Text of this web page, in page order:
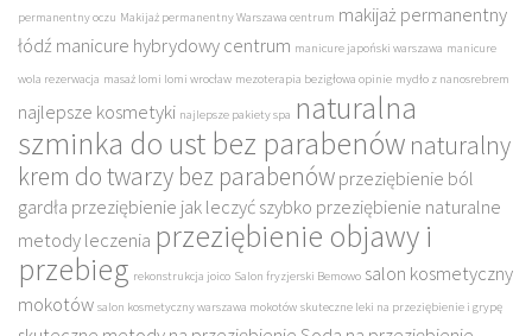
permanentny oczu Makijaż permanentny Warszawa centrum makijaż permanentny
łódź manicure hybrydowy centrum manicure japoński warszawa manicure
wola rezerwacja masaż lomi lomi wrocław mezoterapia bezigłowa opinie mydło z nanosrebrem
najlepsze kosmetyki najlepsze pakiety spa naturalna
szminka do ust bez parabenów naturalny
krem do twarzy bez parabenówprzeziębienie ból
gardła przeziębienie jak leczyć szybko przeziębienie naturalne
metody leczenia przeziębienie objawy i
przebieg rekonstrukcja joico Salon fryzjerski Bemowo salon kosmetyczny
mokotów salon kosmetyczny warszawa mokotów skuteczne leki na przeziębienie i grypę